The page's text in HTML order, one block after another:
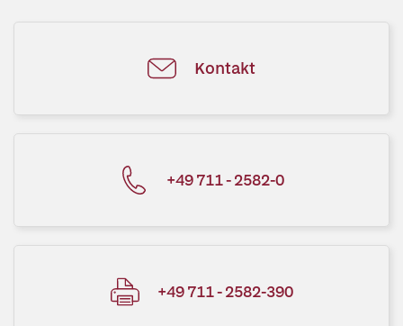
Kontakt
+49 711 - 2582-0
+49 711 - 2582-390